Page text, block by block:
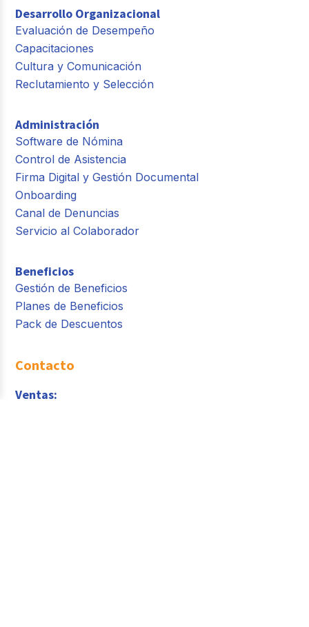
Desarrollo Organizacional
Evaluación de Desempeño
Capacitaciones
Cultura y Comunicación
Reclutamiento y Selección
Administración
Software de Nómina
Control de Asistencia
Firma Digital y Gestión Documental
Onboarding
Canal de Denuncias
Servicio al Colaborador
Beneficios
Gestión de Beneficios
Planes de Beneficios
Pack de Descuentos
Contacto
Ventas: